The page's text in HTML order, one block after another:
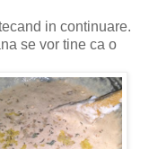
in continuare.
se vor tine ca o